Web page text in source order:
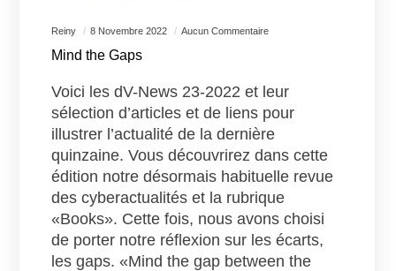
Reiny 8 Novembre 2022 Aucun Commentaire
Mind the Gaps
Voici les dV-News 23-2022 et leur
sélection d’articles et de liens pour
illustrer l’actualité de la dernière
quinzaine. Vous découvrirez dans cette
édition notre désormais habituelle revue
des cyberactualités et la rubrique
«Books». Cette fois, nous avons choisi
de porter notre réflexion sur les écarts,
les gaps. «Mind the gap between the